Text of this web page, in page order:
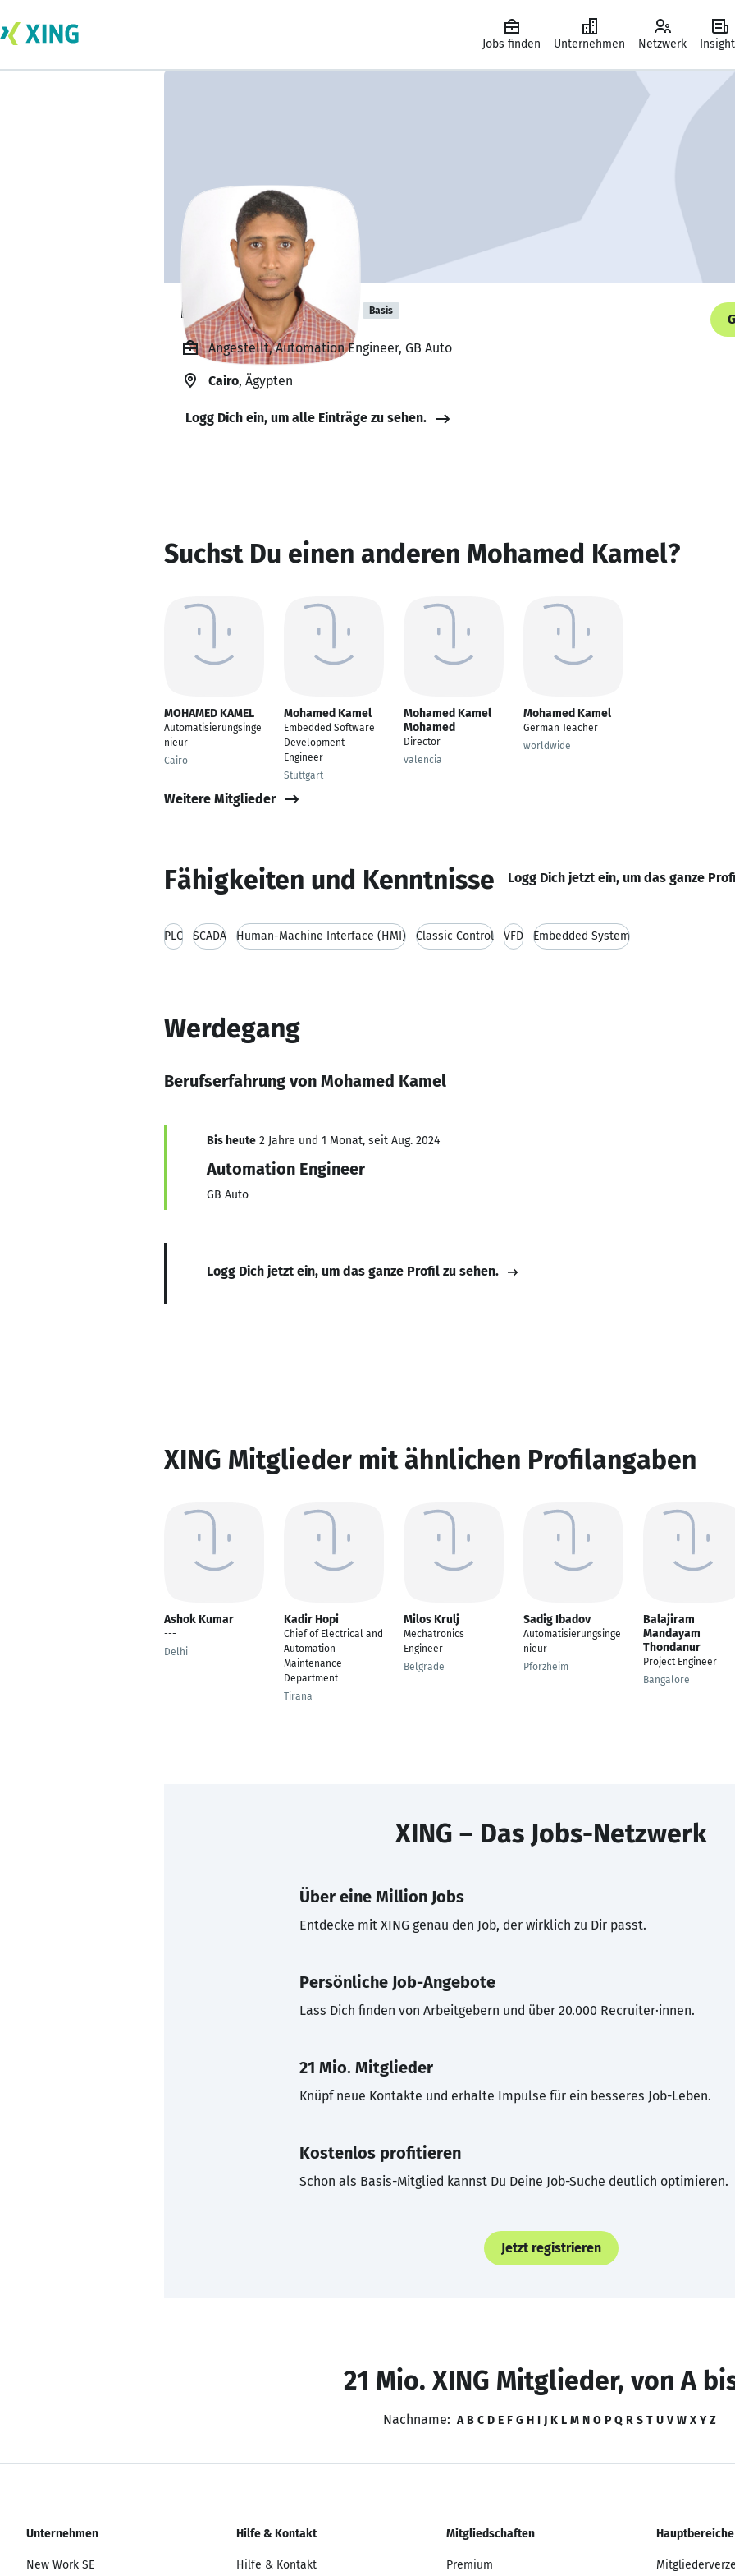
Jobs finden Unternehmen Netzwerk
Mohamed Kamel Basis
Angestellt, Automation Engineer, GB Auto
Cairo, Ägypten
Logg Dich ein, um alle Einträge zu sehen.
Suchst Du einen anderen Mohamed Kamel?
MOHAMED KAMEL
Automatisierungsinge
nieur
Cairo
Mohamed Kamel
Embedded Software
Development
Engineer
Stuttgart
Mohamed Kamel
Mohamed
Director
valencia
Mohamed Kamel
German Teacher
worldwide
Weitere Mitglieder
Fähigkeiten und Kenntnisse Logg Dich jetzt ein, um das ganze
PLC SCADA Human-Machine Interface (HMI) Classic Control VFD Embedded System
Werdegang
Berufserfahrung von Mohamed Kamel
Bis heute 2 Jahre und 1 Monat, seit Aug. 2024
Automation Engineer
GB Auto
Logg Dich jetzt ein, um das ganze Profil zu sehen.
XING Mitglieder mit ähnlichen Profilangaben
Ashok Kumar
---
Delhi
Kadir Hopi
Chief of Electrical and
Automation
Maintenance
Department
Tirana
Milos Krulj
Mechatronics
Engineer
Belgrade
Sadig Ibadov
Automatisierungsinge
nieur
Pforzheim
Balajiram
Mandayam
Thondanur
Project Engineer
Bangalore
XING – Das Jobs-Netzwerk
Über eine Million Jobs
Entdecke mit XING genau den Job, der wirklich zu Dir passt.
Persönliche Job-Angebote
Lass Dich finden von Arbeitgebern und über 20.000 Recruiter·innen.
21 Mio. Mitglieder
Knüpf neue Kontakte und erhalte Impulse für ein besseres Job-Leben.
Kostenlos profitieren
Schon als Basis-Mitglied kannst Du Deine Job-Suche deutlich optimieren.
Jetzt registrieren
21 Mio. XING Mitglieder, von A
Nachname: A B C D E F G H I J K L M N O P Q R S T U V W X Y Z
Unternehmen
New Work SE
Hilfe & Kontakt
Hilfe & Kontakt
Mitgliedschaften
Premium
Hauptbereiche